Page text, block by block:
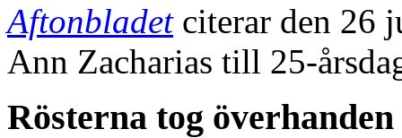
Aftonbladetciterar den 26
Ann Zacharias till 25-
Rösterna tog överhanden